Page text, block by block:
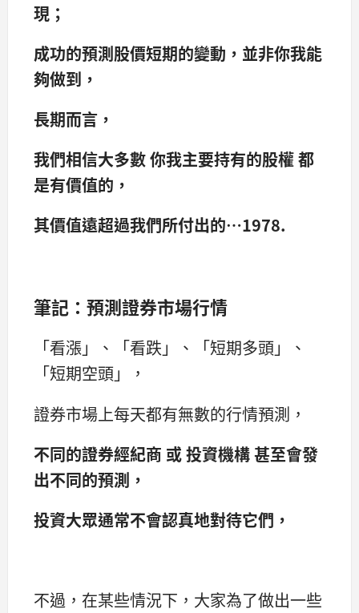
現；
成功的預測股價短期的變動，並非你我能
夠做到，
長期而言，
我們相信大多數 你我主要持有的股權 都
是有價值的，
其價值遠超過我們所付出的…1978.
筆記：預測證券市場行情
「看漲」、「看跌」、「短期多頭」、
「短期空頭」，
證券市場上每天都有無數的行情預測，
不同的證券經紀商 或 投資機構 甚至會發
出不同的預測，
投資大眾通常不會認真地對待它們，
不過，在某些情況下，大家為了做出一些